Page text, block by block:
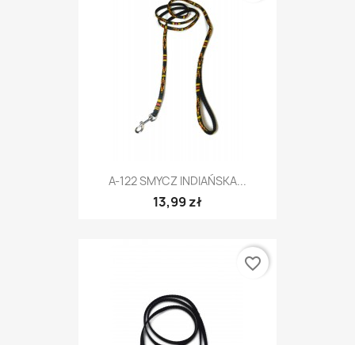
A-122 SMYCZ INDIAŃSKA...
13,99 zł
favorite_border